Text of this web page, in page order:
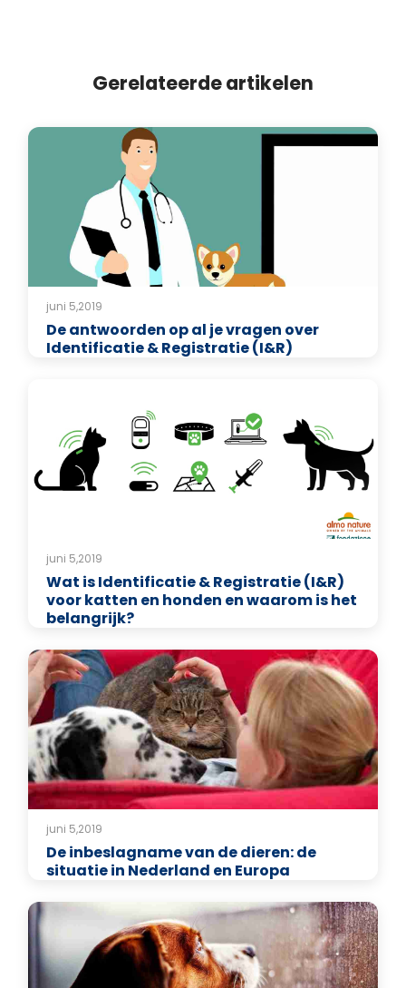
Gerelateerde artikelen
juni 5,2019
De antwoorden op al je vragen over
Identificatie & Registratie (I&R)
juni 5,2019
Wat is Identificatie & Registratie (I&R)
voor katten en honden en waarom is het
belangrijk?
juni 5,2019
De inbeslagname van de dieren: de
situatie in Nederland en Europa